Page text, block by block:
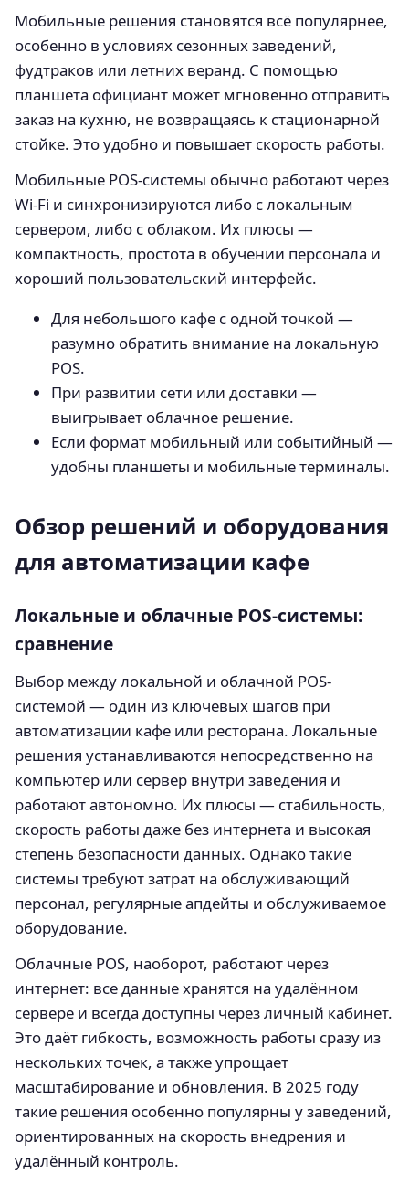
Мобильные решения становятся всё популярнее,
особенно в условиях сезонных заведений,
фудтраков или летних веранд. С помощью
планшета официант может мгновенно отправить
заказ на кухню, не возвращаясь к стационарной
стойке. Это удобно и повышает скорость работы.
Мобильные POS-системы обычно работают через
Wi-Fi и синхронизируются либо с локальным
сервером, либо с облаком. Их плюсы —
компактность, простота в обучении персонала и
хороший пользовательский интерфейс.
Для небольшого кафе с одной точкой —
разумно обратить внимание на локальную
POS.
При развитии сети или доставки —
выигрывает облачное решение.
Если формат мобильный или событийный —
удобны планшеты и мобильные терминалы.
Обзор решений и оборудования
для автоматизации кафе
Локальные и облачные POS-системы:
сравнение
Выбор между локальной и облачной POS-
системой — один из ключевых шагов при
автоматизации кафе или ресторана. Локальные
решения устанавливаются непосредственно на
компьютер или сервер внутри заведения и
работают автономно. Их плюсы — стабильность,
скорость работы даже без интернета и высокая
степень безопасности данных. Однако такие
системы требуют затрат на обслуживающий
персонал, регулярные апдейты и обслуживаемое
оборудование.
Облачные POS, наоборот, работают через
интернет: все данные хранятся на удалённом
сервере и всегда доступны через личный кабинет.
Это даёт гибкость, возможность работы сразу из
нескольких точек, а также упрощает
масштабирование и обновления. В 2025 году
такие решения особенно популярны у заведений,
ориентированных на скорость внедрения и
удалённый контроль.